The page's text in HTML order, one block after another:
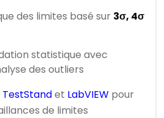
des limites basé sur 3σ, 4σ
statistique avec
des outliers
TestStandet LabVIEW pour
de limites